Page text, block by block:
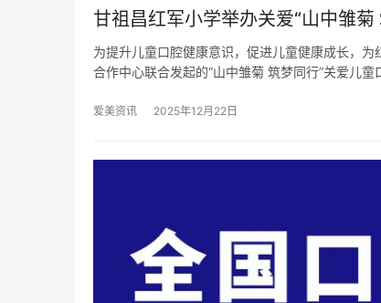
甘祖昌红军小学举办关爱“山中雏
为提升儿童口腔健康意识，促进儿童健康成长，
合作中心联合发起的“山中雏菊 筑梦同行”关爱儿
爱美资讯 2025年12月22日